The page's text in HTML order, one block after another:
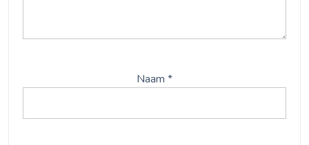
Naam *